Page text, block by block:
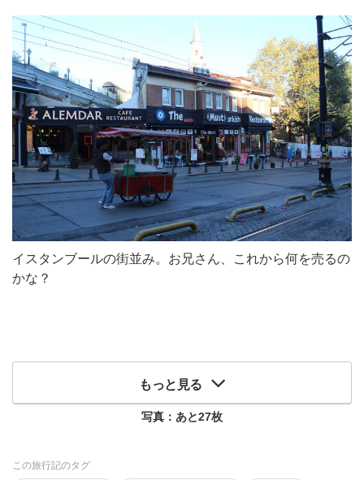
イスタンブールの街並み。お兄さん、これから何を売るの
かな？
もっと見る
写真：あと27枚
この旅行記のタグ